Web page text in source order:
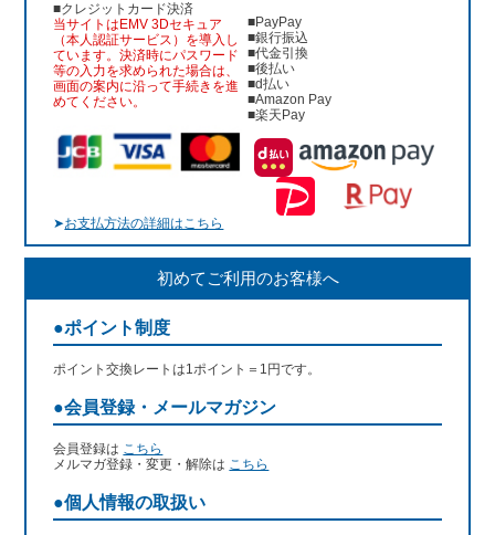
■クレジットカード決済
当サイトはEMV 3Dセキュア
（本人認証サービス）を導入し
ています。決済時にパスワード
等の入力を求められた場合は、
画面の案内に沿って手続きを進
めてください。
■PayPay
■銀行振込
■代金引換
■後払い
■d払い
■Amazon Pay
■楽天Pay
➤お支払方法の詳細はこちら
初めてご利用のお客様へ
●ポイント制度
ポイント交換レートは1ポイント＝1円です。
●会員登録・メールマガジン
会員登録は こちら
メルマガ登録・変更・解除は こちら
●個人情報の取扱い